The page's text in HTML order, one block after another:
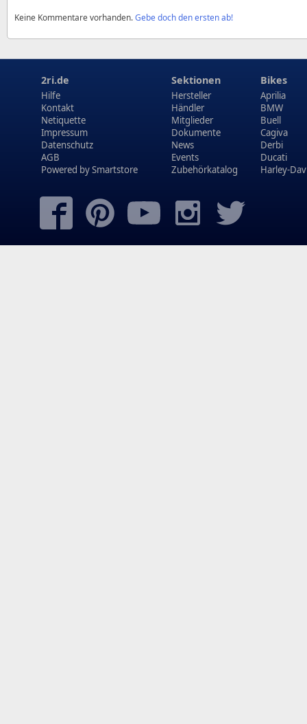
Keine Kommentare vorhanden.Gebe doch den ersten ab!
2ri.de
Hilfe
Kontakt
Netiquette
Impressum
Datenschutz
AGB
Powered bySmartstore
Sektionen
Hersteller
Händler
Mitglieder
Dokumente
News
Events
Zubehörkatalog
Bikes
Aprilia
BMW
Buell
Cagiva
Derbi
Ducati
Harley-